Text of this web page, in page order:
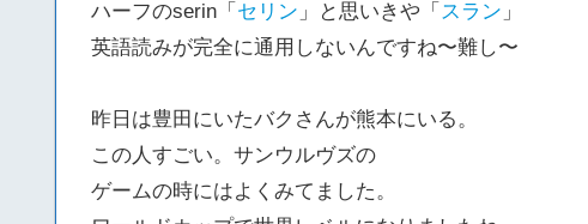
ハーフのserin「 セリン 」と思いきや「 スラン 」
英語読みが完全に通用しないんですね〜難し〜
昨日は豊田にいたバクさんが熊本にいる。
この人すごい。サンウルヴズの
ゲームの時にはよくみてました。